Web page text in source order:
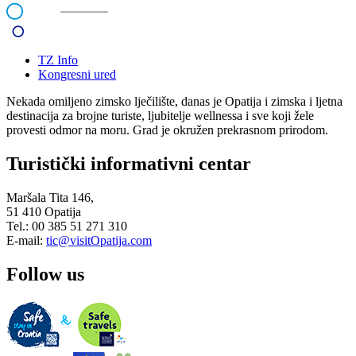
TZ Info
Kongresni ured
Nekada omiljeno zimsko lječilište, danas je Opatija i zimska i ljetna
destinacija za brojne turiste, ljubitelje wellnessa i sve koji žele
provesti odmor na moru. Grad je okružen prekrasnom prirodom.
Turistički informativni centar
Maršala Tita 146,
51 410 Opatija
Tel.: 00 385 51 271 310
E-mail: tic@visitOpatija.com
Follow us